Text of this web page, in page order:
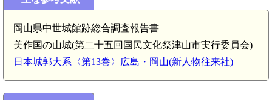
岡山県中世城館跡総合調査報告書
美作国の山城(第二十五回国民文化祭津山市実行委員会)
日本城郭大系〈第13巻〉広島・岡山(新人物往来社)